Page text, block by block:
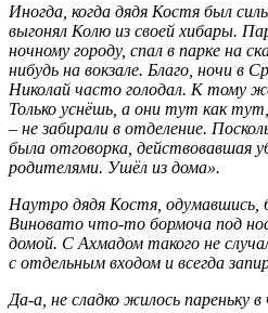
Иногда, когда дядя Костя был
выгонял Колю из своей хибары.
ночному городу, спал в парке на
нибудь на вокзале. Благо, ночи в
Николай часто голодал. К тому
Только уснёшь, а они тут как
– не забирали в отделение.
была отговорка, действовавшая
родителями. Ушёл из дома».
Наутро дядя Костя, одумавшись,
Виновато что-то бормоча под
домой. С Ахмадом такого не
с отдельным входом и всегда
Да-а, не сладко жилось пареньку